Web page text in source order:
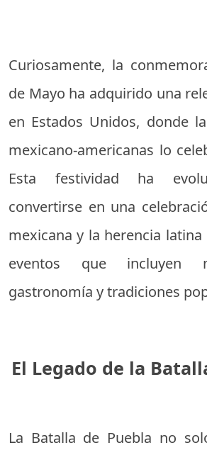
Curiosamente, la
de Mayo ha adquirido una
en Estados Unidos, donde
mexicano-americanas lo
Esta festividad ha
convertirse en una
mexicana y la herencia
eventos que incluyen
gastronomía y tradiciones
El Legado de la
La Batalla de Puebla no